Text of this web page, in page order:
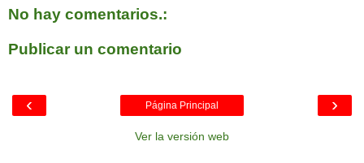
No hay comentarios.:
Publicar un comentario
‹ ›
Página Principal
Ver la versión web